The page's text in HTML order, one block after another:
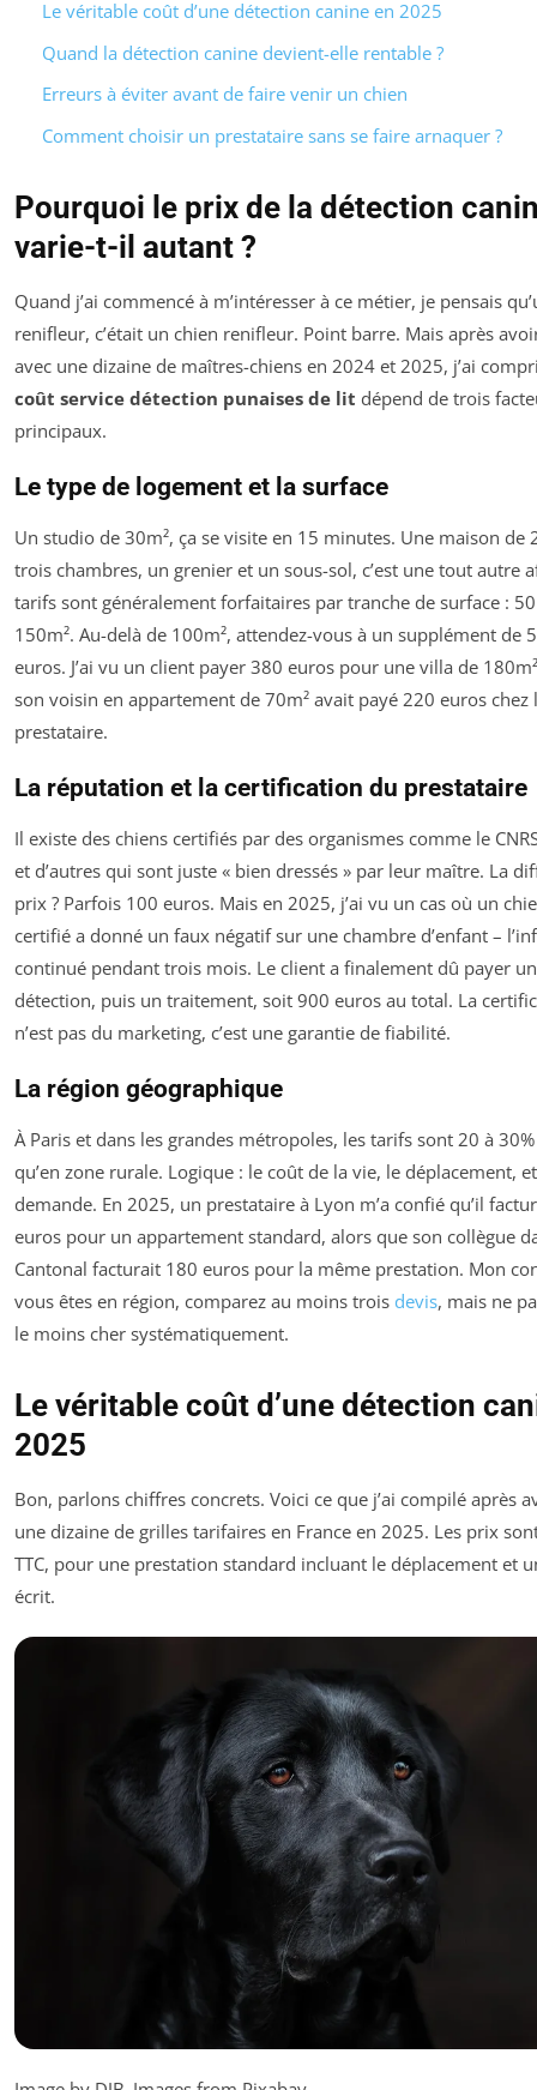
Le véritable coût d’une détection canine en 2025
Quand la détection canine devient-elle rentable ?
Erreurs à éviter avant de faire venir un chien
Comment choisir un prestataire sans se faire arnaquer ?
Pourquoi le prix de la détection
varie-t-il autant ?
Quand j’ai commencé à m’intéresser à ce métier, je pensais
renifleur, c’était un chien renifleur. Point barre. Mais après
avec une dizaine de maîtres-chiens en 2024 et 2025, j’ai
coût service détection punaises de lit dépend de trois
principaux.
Le type de logement et la surface
Un studio de 30m², ça se visite en 15 minutes. Une maison de
trois chambres, un grenier et un sous-sol, c’est une tout autre
tarifs sont généralement forfaitaires par tranche de surface :
150m². Au-delà de 100m², attendez-vous à un supplément de
euros. J’ai vu un client payer 380 euros pour une villa de
son voisin en appartement de 70m² avait payé 220 euros chez
prestataire.
La réputation et la certification du prestataire
Il existe des chiens certifiés par des organismes comme le
et d’autres qui sont juste « bien dressés » par leur maître. La
prix ? Parfois 100 euros. Mais en 2025, j’ai vu un cas où un
certifié a donné un faux négatif sur une chambre d’enfant –
continué pendant trois mois. Le client a finalement dû payer
détection, puis un traitement, soit 900 euros au total. La
n’est pas du marketing, c’est une garantie de fiabilité.
La région géographique
À Paris et dans les grandes métropoles, les tarifs sont 20 à
qu’en zone rurale. Logique : le coût de la vie, le déplacement,
demande. En 2025, un prestataire à Lyon m’a confié qu’il
euros pour un appartement standard, alors que son collègue
Cantonal facturait 180 euros pour la même prestation. Mon
vous êtes en région, comparez au moins trois devis, mais ne
le moins cher systématiquement.
Le véritable coût d’une détection
2025
Bon, parlons chiffres concrets. Voici ce que j’ai compilé après
une dizaine de grilles tarifaires en France en 2025. Les prix
TTC, pour une prestation standard incluant le déplacement et
écrit.